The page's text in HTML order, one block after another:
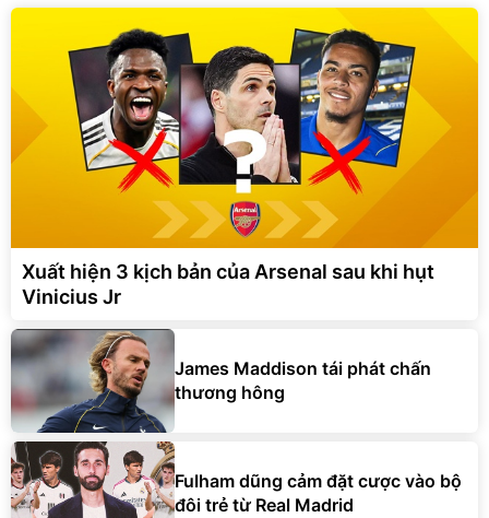
Xuất hiện 3 kịch bản của Arsenal sau khi hụt
Vinicius Jr
James Maddison tái phát chấn
thương hông
Fulham dũng cảm đặt cược vào bộ
đôi trẻ từ Real Madrid